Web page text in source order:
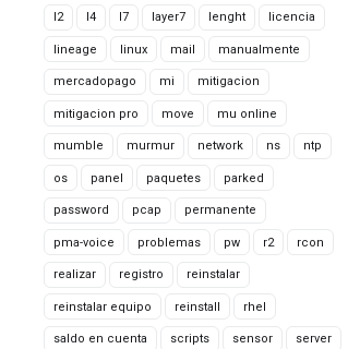
l2 l4 l7 layer7 lenght licencia
lineage linux mail manualmente
mercadopago mi mitigacion
mitigacion pro move mu online
mumble murmur network ns ntp
os panel paquetes parked
password pcap permanente
pma-voice problemas pw r2 rcon
realizar registro reinstalar
reinstalar equipo reinstall rhel
saldo en cuenta scripts sensor server